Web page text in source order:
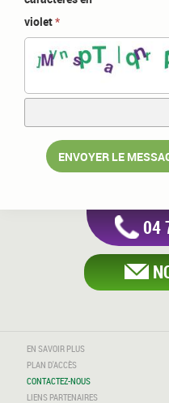
violet
ENVOYER LE
04
EN SAVOIR PLUS
PLAN D'ACCÈS
CONTACTEZ-NOUS
LIENS PARTENAIRES